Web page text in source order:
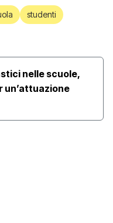
studenti
nelle scuole,
un’attuazione